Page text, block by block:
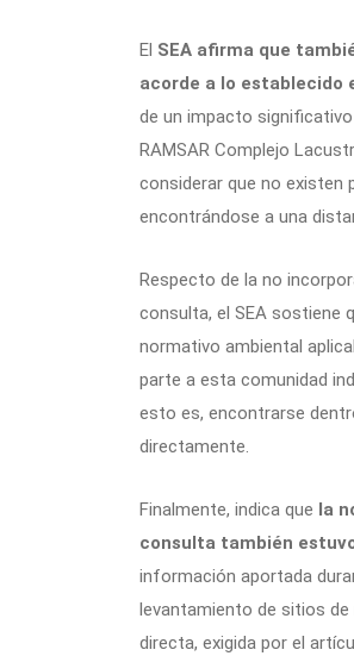
El SEA afirma que
acorde a lo establecido
de un impacto
RAMSAR Complejo
considerar que no existen
encontrándose a una
Respecto de la no
consulta, el SEA sostiene
normativo ambiental
parte a esta comunidad
esto es, encontrarse
directamente.
Finalmente, indica que la
consulta también
información aportada
levantamiento de sitios
directa, exigida por el